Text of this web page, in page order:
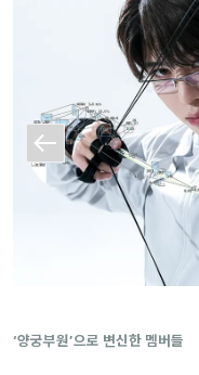
‘양궁부원’으로 변신한 멤버들